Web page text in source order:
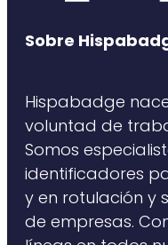
Sobre
Hispabadge
voluntad de
Somos
identificadores
y en rotulación y
de empresas.